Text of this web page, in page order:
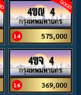
4ขญ 4
14 575,000
4ขจ 4
16 369,000